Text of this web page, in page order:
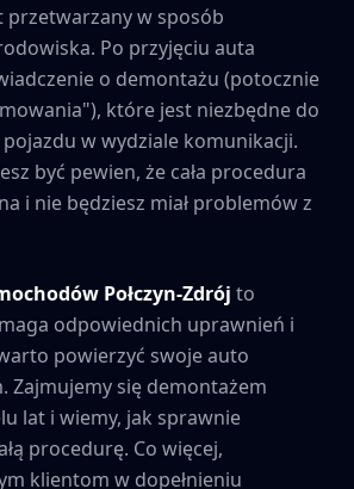
przetwarzany w sposób
Po przyjęciu auta
o demontażu (potocznie
które jest niezbędne do
w wydziale komunikacji.
być pewien, że cała procedura
i nie będziesz miał problemów z
Połczyn-Zdrój to
odpowiednich uprawnień i
powierzyć swoje auto
Zajmujemy się demontażem
lat i wiemy, jak sprawnie
procedurę. Co więcej,
klientom w dopełnieniu